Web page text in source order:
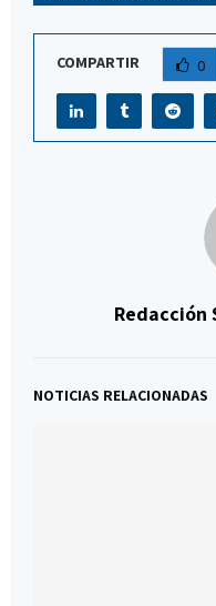
COMPARTIR 0
Redacción
NOTICIAS RELACIONADAS